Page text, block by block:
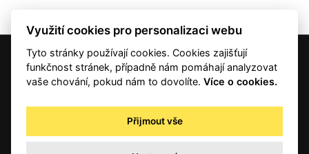
© 2001 — 2026 Copyright CMI News a dodavatelé obsahu. |
Autorská práva
Zpracování osobních údajů - registrovaní a předplatitelé
Zpracování osobních údajů pro novinářské a další účely
Využití cookies pro personalizaci webu
Tyto stránky používají cookies. Cookies zajišťují
funkčnost stránek, případně nám pomáhají analyzovat
vaše chování, pokud nám to dovolíte.Více o cookies.
Přijmout vše